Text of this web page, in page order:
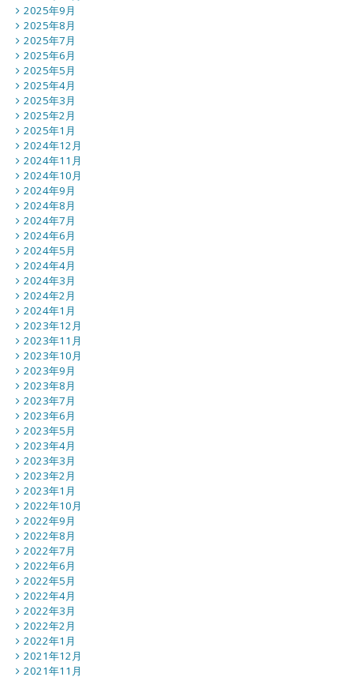
2025年9月
2025年8月
2025年7月
2025年6月
2025年5月
2025年4月
2025年3月
2025年2月
2025年1月
2024年12月
2024年11月
2024年10月
2024年9月
2024年8月
2024年7月
2024年6月
2024年5月
2024年4月
2024年3月
2024年2月
2024年1月
2023年12月
2023年11月
2023年10月
2023年9月
2023年8月
2023年7月
2023年6月
2023年5月
2023年4月
2023年3月
2023年2月
2023年1月
2022年10月
2022年9月
2022年8月
2022年7月
2022年6月
2022年5月
2022年4月
2022年3月
2022年2月
2022年1月
2021年12月
2021年11月